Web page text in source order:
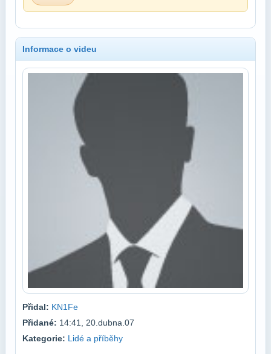
Informace o videu
Přidal: KN1Fe
Přidané: 14:41, 20.dubna.07
Kategorie: Lidé a příběhy